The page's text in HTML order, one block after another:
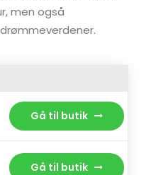
men også
Gå til butik
Gå til butik